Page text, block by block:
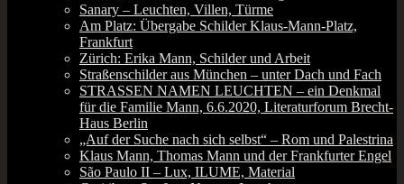
Sanary – Leuchten, Villen, Türme
Am Platz: Übergabe Schilder Klaus-Mann-Platz,
Frankfurt
Zürich: Erika Mann, Schilder und Arbeit
Straßenschilder aus München – unter Dach und Fach
STRASSEN NAMEN LEUCHTEN – ein Denkmal
für die Familie Mann, 6.6.2020, Literaturforum Brecht-
Haus Berlin
„Auf der Suche nach sich selbst“ – Rom und Palestrina
Klaus Mann, Thomas Mann und der Frankfurter Engel
São Paulo II – Lux, ILUME, Material